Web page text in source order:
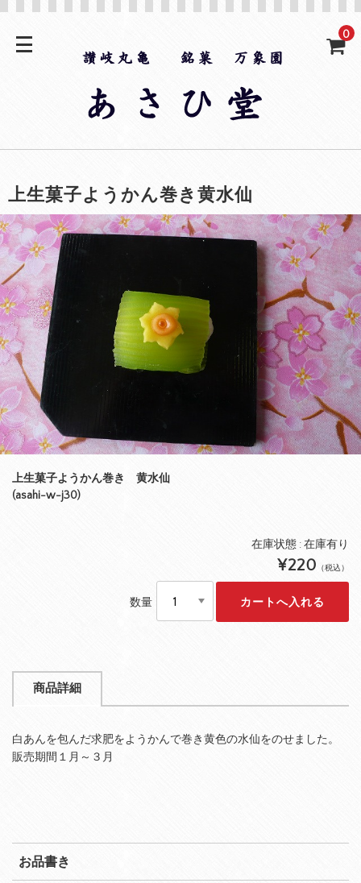
0
上生菓子ようかん巻き黄水仙
上生菓子ようかん巻き 黄水仙
(asahi-w-j30)
在庫状態 : 在庫有り
¥220 （税込）
数量
商品詳細
白あんを包んだ求肥をようかんで巻き黄色の水仙をのせました。
販売期間１月～３月
お品書き